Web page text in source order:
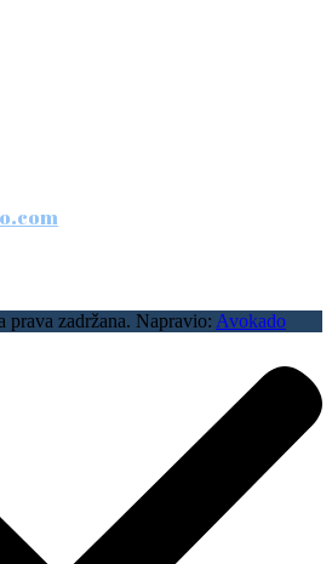
prava zadržana. Napravio: Avokado